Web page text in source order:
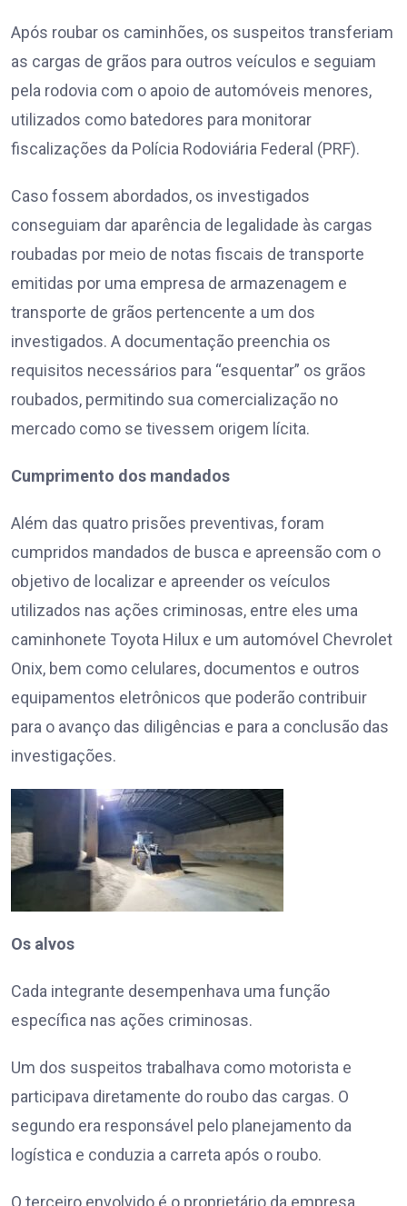
Após roubar os caminhões, os suspeitos transferiam
as cargas de grãos para outros veículos e seguiam
pela rodovia com o apoio de automóveis menores,
utilizados como batedores para monitorar
fiscalizações da Polícia Rodoviária Federal (PRF).
Caso fossem abordados, os investigados
conseguiam dar aparência de legalidade às cargas
roubadas por meio de notas fiscais de transporte
emitidas por uma empresa de armazenagem e
transporte de grãos pertencente a um dos
investigados. A documentação preenchia os
requisitos necessários para “esquentar” os grãos
roubados, permitindo sua comercialização no
mercado como se tivessem origem lícita.
Cumprimento dos mandados
Além das quatro prisões preventivas, foram
cumpridos mandados de busca e apreensão com o
objetivo de localizar e apreender os veículos
utilizados nas ações criminosas, entre eles uma
caminhonete Toyota Hilux e um automóvel Chevrolet
Onix, bem como celulares, documentos e outros
equipamentos eletrônicos que poderão contribuir
para o avanço das diligências e para a conclusão das
investigações.
Os alvos
Cada integrante desempenhava uma função
específica nas ações criminosas.
Um dos suspeitos trabalhava como motorista e
participava diretamente do roubo das cargas. O
segundo era responsável pelo planejamento da
logística e conduzia a carreta após o roubo.
O terceiro envolvido é o proprietário da empresa